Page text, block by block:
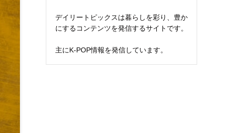
デイリートピックスは暮らしを彩り、豊か
にするコンテンツを発信するサイトです。
主にK-POP情報を発信しています。